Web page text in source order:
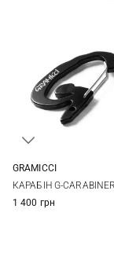
GRAMICCI
КАРАБІН G-CARABINER
1 400 грн